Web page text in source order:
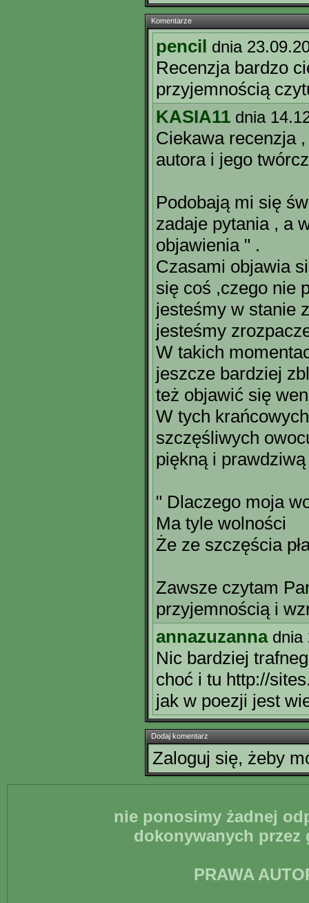
Komentarze
pencil dnia
Recenzja bardzo
przyjemnością
KASIA11 dnia
Ciekawa recenzja
autora i jego
Podobają mi się
zadaje pytania , a
objawienia " .
Czasami objawia
się coś ,czego nie
jesteśmy w stanie
jesteśmy
W takich
jeszcze bardziej
też objawić się
W tych
szczęśliwych
piękną i
" Dlaczego moja
Ma tyle wolności
Że ze szczęścia
Zawsze czytam
przyjemnością i
annazuzanna dnia
Nic bardziej
choć i tu http://
jak w poezji jest
Dodaj komentarz
Zaloguj się, żeby
nie ponosimy żadnej
dokonywanych
PRAWA